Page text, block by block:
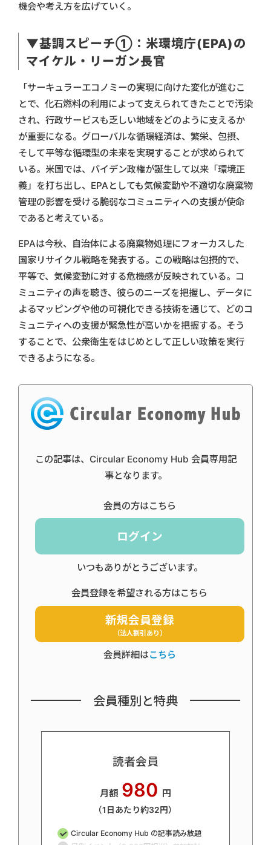
機会や考え方を広げていく。
▼基調スピーチ①：米環境庁(EPA)の
マイケル・リーガン長官
「サーキュラーエコノミーの実現に向けた変化が進むこ
とで、化石燃料の利用によって支えられてきたことで汚染
され、行政サービスも乏しい地域をどのように支えるか
が重要になる。グローバルな循環経済は、繁栄、包摂、
そして平等な循環型の未来を実現することが求められて
いる。米国では、バイデン政権が誕生して以来「環境正
義」を打ち出し、EPAとしても気候変動や不適切な廃棄物
管理の影響を受ける脆弱なコミュニティへの支援が使命
であると考えている。
EPAは今秋、自治体による廃棄物処理にフォーカスした
国家リサイクル戦略を発表する。この戦略は包摂的で、
平等で、気候変動に対する危機感が反映されている。コ
ミュニティの声を聴き、彼らのニーズを把握し、データに
よるマッピングや他の可視化できる技術を通じて、どのコ
ミュニティへの支援が緊急性が高いかを把握する。そう
することで、公衆衛生をはじめとして正しい政策を実行
できるようになる。
この記事は、Circular Economy Hub 会員専用記
事となります。
会員の方はこちら
ログイン
いつもありがとうございます。
会員登録を希望される方はこちら
新規会員登録
（法人割引あり）
会員詳細はこちら
会員種別と特典
読者会員
月額 980 円
（1日あたり約32円）
Circular Economy Hub の記事読み放題